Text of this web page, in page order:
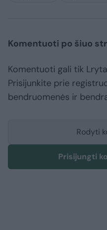
Komentuoti po šiuo
Komentuoti gali tik
Prisijunkite prie
bendruomenės ir
Rodyti
Prisijungti